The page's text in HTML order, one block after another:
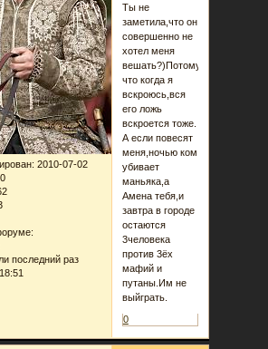
: 2010-07-02
0
последний раз
Ты не
заметила,что он
совершенно не
хотел меня
вешать?)Потому
что когда я
вскроюсь,вся
его ложь
вскроется тоже.
А если повесят
меня,ночью ком
убивает
маньяка,а
Амена тебя,и
завтра в городе
остаются
3человека
против 3ёх
мафий и
путаны.Им не
выйграть.
0